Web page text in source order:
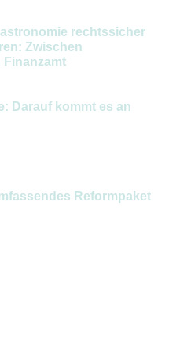
rechtssicher
Zwischen
Finanzamt
Darauf kommt es an
Reformpaket